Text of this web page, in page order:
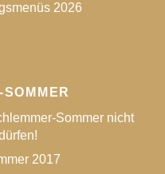
2026
Sommer nicht
2017